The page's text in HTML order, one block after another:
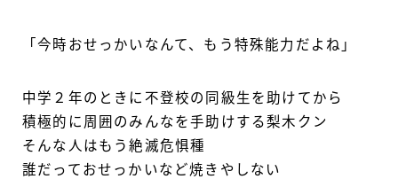
「今時おせっかいなんて、もう特殊能力だよね」
中学２年のときに不登校の同級生を助けてから
積極的に周囲のみんなを手助けする梨木クン
そんな人はもう絶滅危惧種
誰だっておせっかいなど焼きやしない